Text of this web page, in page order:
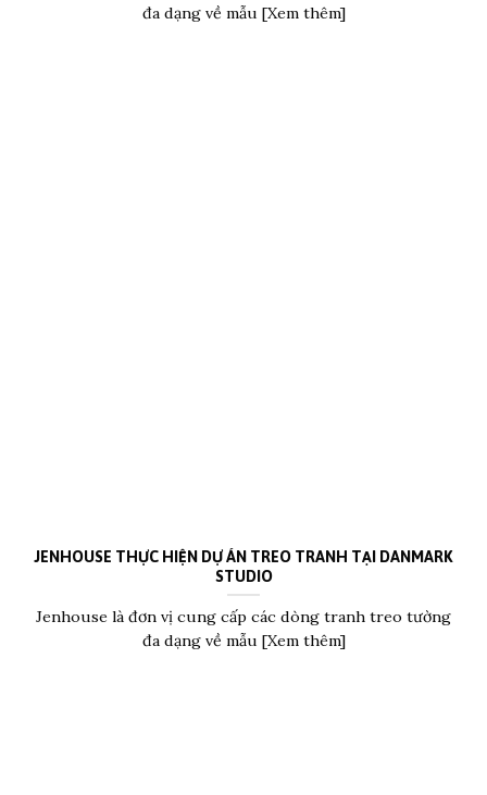
đa dạng về mẫu [Xem thêm]
JENHOUSE THỰC HIỆN DỰ ÁN TREO TRANH TẠI DANMARK
STUDIO
Jenhouse là đơn vị cung cấp các dòng tranh treo tường
đa dạng về mẫu [Xem thêm]